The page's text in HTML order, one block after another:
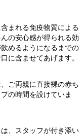
まれる免疫物質による
の安心感が得られる効
めるようになるまでの
に含ませてあげます。
ご両親に直接裸の赤ち
の時間を設けていま
、スタッフが付き添い